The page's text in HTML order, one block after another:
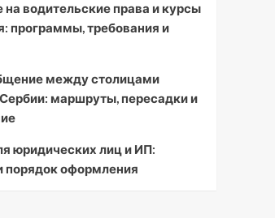
на водительские права и курсы
программы, требования и
между столицами
маршруты, пересадки и
юридических лиц и ИП:
порядок оформления